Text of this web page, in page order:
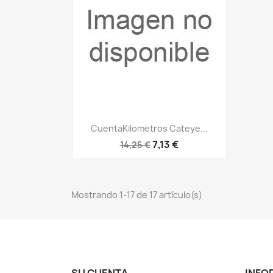
Vista rápida
CuentaKilometros Cateye...
14,25 €7,13 €
Mostrando 1-17 de 17 artículo(s)